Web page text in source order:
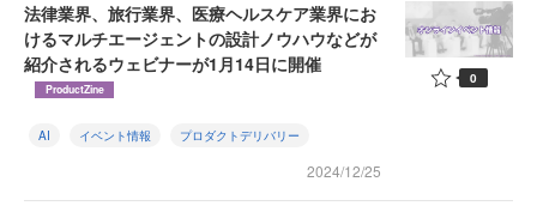
法律業界、旅行業界、医療ヘルスケア業界にお
けるマルチエージェントの設計ノウハウなどが
紹介されるウェビナーが1月14日に開催
ProductZine
AI イベント情報 プロダクトデリバリー
2024/12/25
0